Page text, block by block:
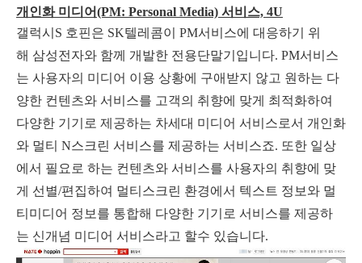
개인화 미디어(PM: Personal Media) 서비스, 4U
갤럭시S 호핀은 SK텔레콤이 PM서비스에 대응하기 위
해 삼성전자와 함께 개발한 전용단말기입니다. PM서비스
는 사용자의 미디어 이용 상황에 구애받지 않고 원하는 다
양한 컨텐츠와 서비스를 고객의 취향에 맞게 최적화하여
다양한 기기로 제공하는 차세대 미디어 서비스로서 개인화
와 멀티 N스크린 서비스를 제공하는 서비스죠. 또한 일상
에서 필요로 하는 컨텐츠와 서비스를 사용자의 취향에 맞
게 선별/편집하여 멀티스크린 환경에서 텍스트 정보와 멀
티미디어 정보를 통합해 다양한 기기로 서비스를 제공하
는 신개념 미디어 서비스라고 할수 있습니다.